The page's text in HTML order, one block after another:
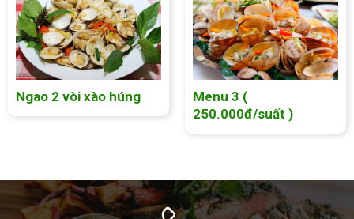
Ngao 2 vòi xào húng
Menu 3 (
250.000đ/suất )